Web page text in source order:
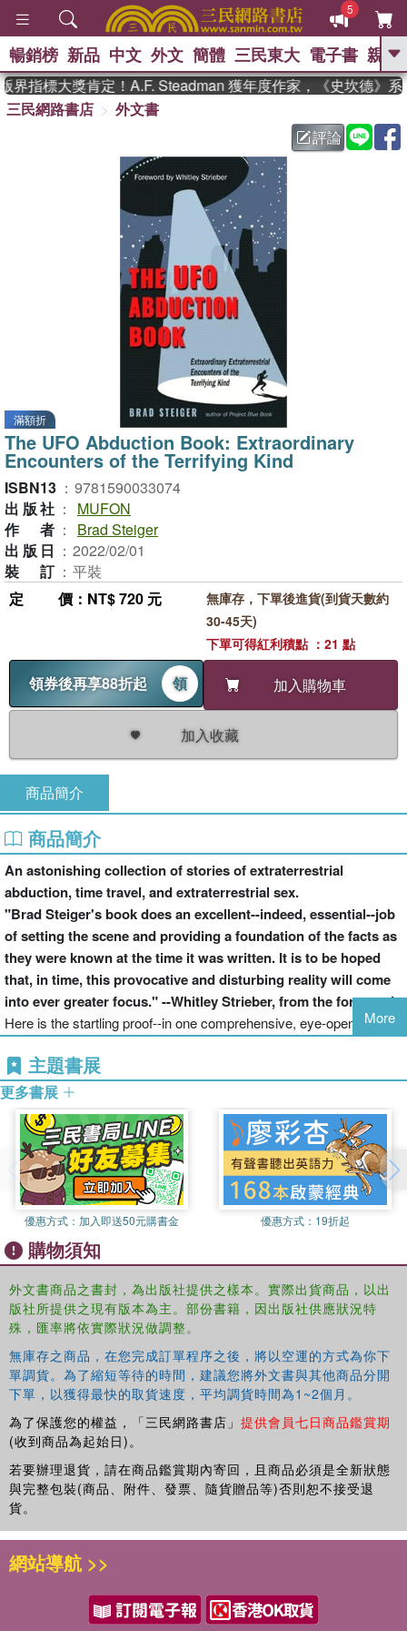
5
GO
父親節 、 如果歷
暑期推薦 、 國際布克
獎 臺灣漫遊錄 、 方念華
登輝時代
、 數學女孩：黎曼猜想
偉大的迷走神經
暢銷榜 新品 中文 外文 簡體 三民東大 電子書 親子
指標大獎肯定！A.F. Steadman 獲年度作家，《史坎德》系
三民網路書店
外文書
評論
滿額折
The UFO Abduction Book: Extraordinary
Encounters of the Terrifying Kind
ISBN13 ： 9781590033074
出版社 ：
MUFON
作者 ：
Brad Steiger
出版日 ： 2022/02/01
裝訂 ： 平裝
定價 ：NT$ 720 元
領券後再享88折起 領 加入購物車
加入收藏
無庫存，下單後進貨(到貨天數約
30-45天)
下單可得紅利積點 ：21 點
商品簡介
商品簡介
An astonishing collection of stories of extraterrestrial
abduction, time travel, and extraterrestrial sex.
"Brad Steiger's book does an excellent--indeed, essential--job
of setting the scene and providing a foundation of the facts as
they were known at the time it was written. It is to be hoped
that, in time, this provocative and disturbing reality will come
into ever greater focus." --Whitley Strieber, from the foreword
Here is the startling proof--in one comprehensive, eye-opening
Brad Steiger, the world-renowned authority on unexplained
phenomena, presents a collection of UFO encounters and
puzzling questions: Why are they here? What do they want? And
how will they change the fate of the human race?
Included here are stories of airplane disappearances, alien
experimentation, close encounters of the alien-sexual kind, and
hybrid children. Alternately entertaining and terrifying, this is a book
for anyone who has gazed into the night sky and wondered if we
are alone in the universe.
More
主題書展
更多書展
優惠方式： 加入即送50元購書金 優惠方式： 19折起
購物須知
外文書商品之書封，為出版社提供之樣本。實際出貨商品，以出
版社所提供之現有版本為主。部份書籍，因出版社供應狀況特
殊，匯率將依實際狀況做調整。
無庫存之商品，在您完成訂單程序之後，將以空運的方式為你下
單調貨。為了縮短等待的時間，建議您將外文書與其他商品分開
下單，以獲得最快的取貨速度，平均調貨時間為1~2個月。
為了保護您的權益，「三民網路書店」 提供會員七日商品鑑賞期
(收到商品為起始日)。
若要辦理退貨，請在商品鑑賞期內寄回，且商品必須是全新狀態
與完整包裝(商品、附件、發票、隨貨贈品等)否則恕不接受退
貨。
網站導航 >>